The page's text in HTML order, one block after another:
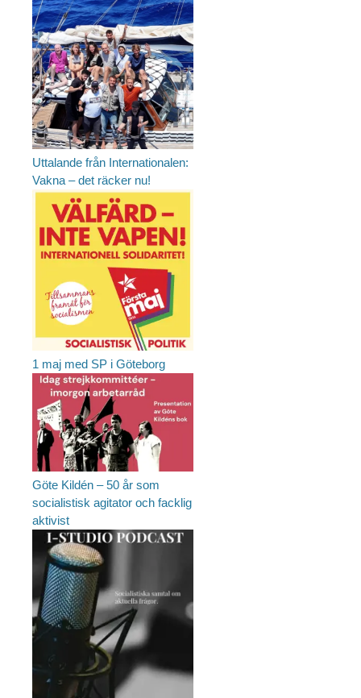
Uttalande från Internationalen:
Vakna – det räcker nu!
1 maj med SP i Göteborg
Göte Kildén – 50 år som
socialistisk agitator och facklig
aktivist